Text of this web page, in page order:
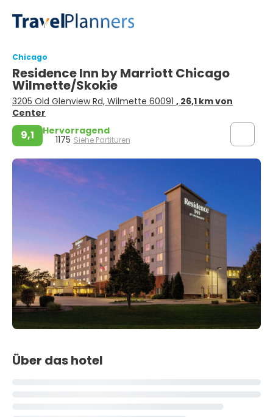
Chicago
Residence Inn by Marriott Chicago
Wilmette/Skokie
3205 Old Glenview Rd, Wilmette 60091 , 26,1 km von
Center
9,1 Hervorragend
1175 Siehe Partituren
Über das hotel